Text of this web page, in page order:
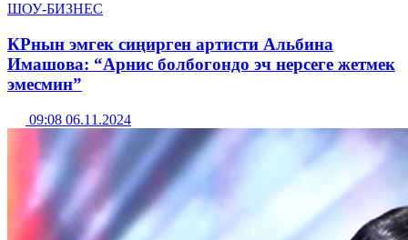
ШОУ-БИЗНЕС
КРнын эмгек сиңирген артисти Альбина
Имашова: “Арнис болбогондо эч нерсеге жетмек
эмесмин”
09:08 06.11.2024